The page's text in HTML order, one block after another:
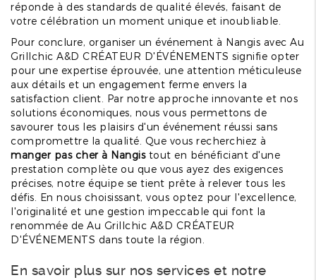
réponde à des standards de qualité élevés, faisant de
votre célébration un moment unique et inoubliable.
Pour conclure, organiser un événement à Nangis avec Au
Grillchic A&D CRÉATEUR D'ÉVÉNEMENTS signifie opter
pour une expertise éprouvée, une attention méticuleuse
aux détails et un engagement ferme envers la
satisfaction client. Par notre approche innovante et nos
solutions économiques, nous vous permettons de
savourer tous les plaisirs d'un événement réussi sans
compromettre la qualité. Que vous recherchiez à
manger pas cher à Nangistout en bénéficiant d'une
prestation complète ou que vous ayez des exigences
précises, notre équipe se tient prête à relever tous les
défis. En nous choisissant, vous optez pour l'excellence,
l'originalité et une gestion impeccable qui font la
renommée de Au Grillchic A&D CRÉATEUR
D'ÉVÉNEMENTS dans toute la région.
En savoir plus sur nos services et notre